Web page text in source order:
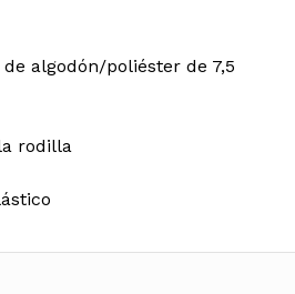
algodón/poliéster de 7,5
rodilla